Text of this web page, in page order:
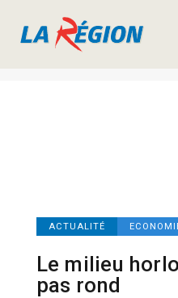
ACTUALITÉ
Le milieu
pas rond